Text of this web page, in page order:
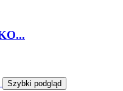
Szybki podgląd